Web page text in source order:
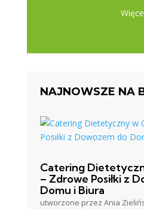
NAJNOWSZE NA
Catering
– Zdrowe Posiłki z
Domu i Biura
utworzone przezAnia